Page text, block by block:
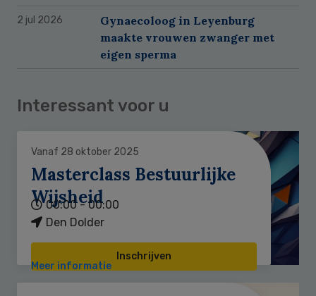
2 jul 2026
Gynaecoloog in Leyenburg
maakte vrouwen zwanger met
eigen sperma
Interessant voor u
Vanaf 28 oktober 2025
Masterclass Bestuurlijke
Wijsheid
00:00 - 00:00
Den Dolder
Inschrijven
Meer informatie